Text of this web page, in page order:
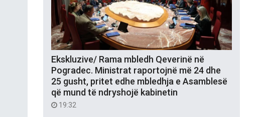
Ekskluzive/ Rama mbledh Qeverinë në
Pogradec. Ministrat raportojnë më 24 dhe
25 gusht, pritet edhe mbledhja e Asamblesë
që mund të ndryshojë kabinetin
19:32